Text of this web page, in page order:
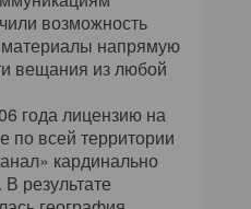
возможность
материалы напрямую
вещания из любой
года лицензию на
всей территории
кардинально
результате